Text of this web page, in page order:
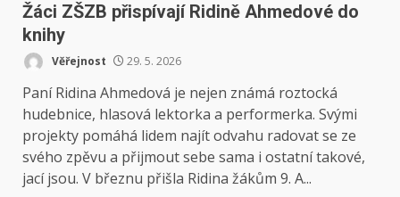
Žáci ZŠZB přispívají Ridině Ahmedové do
knihy
Věřejnost 29. 5. 2026
Paní Ridina Ahmedová je nejen známá roztocká
hudebnice, hlasová lektorka a performerka. Svými
projekty pomáhá lidem najít odvahu radovat se ze
svého zpěvu a přijmout sebe sama i ostatní takové,
jací jsou. V březnu přišla Ridina žákům 9. A...